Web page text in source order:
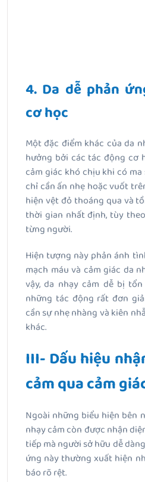
4. Da dễ phản
cơ học
Một đặc điểm khác của da
hưởng bởi các tác động cơ
cảm giác khó chịu khi có
chỉ cần ấn nhẹ hoặc vuốt
hiện vệt đỏ thoáng qua và
thời gian nhất định, tùy
từng người.
Hiện tượng này phản ánh
mạch máu và cảm giác da
vậy, da nhạy cảm dễ bị
những tác động rất đơn
cần sự nhẹ nhàng và kiên
khác.
III- Dấu hiệu
cảm qua cảm
Ngoài những biểu hiện bên
nhạycảm còn được nhận
tiếp mà người sở hữu dễ
ứng này thường xuất hiện
báo rõ rệt.